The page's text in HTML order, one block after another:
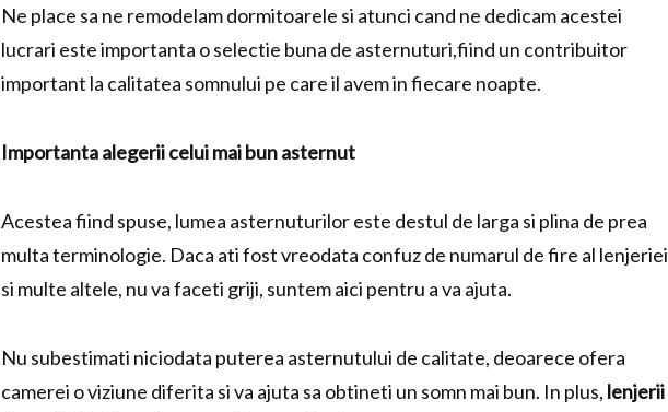
Ne place sa ne remodelam dormitoarele si atunci cand ne dedicam acestei
lucrari este importanta o selectie buna de asternuturi,fiind un contribuitor
important la calitatea somnului pe care il avem in fiecare noapte.
Importanta alegerii celui mai bun asternut
Acestea fiind spuse, lumea asternuturilor este destul de larga si plina de prea
multa terminologie. Daca ati fost vreodata confuz de numarul de fire al lenjeriei
si multe altele, nu va faceti griji, suntem aici pentru a va ajuta.
Nu subestimati niciodata puterea asternutului de calitate, deoarece ofera
camerei o viziune diferita si va ajuta sa obtineti un somn mai bun. In plus, lenjerii